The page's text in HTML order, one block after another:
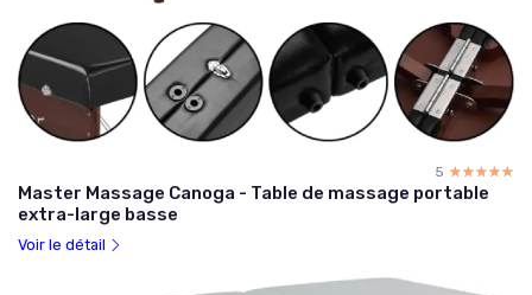
5 ☆☆☆☆☆
★★★★★
Master Massage Canoga - Table de massage portable
extra-large basse
Voir le détail